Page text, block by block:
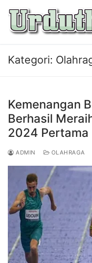
konten
Kategori:
Kemenangan
Berhasil
2024 Pertama
ADMIN OLAHRAGA